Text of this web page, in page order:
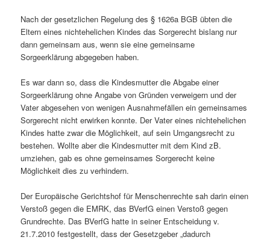
Nach der gesetzlichen Regelung des § 1626a BGB übten die
Eltern eines nichtehelichen Kindes das Sorgerecht bislang nur
dann gemeinsam aus, wenn sie eine gemeinsame
Sorgeerklärung abgegeben haben.
Es war dann so, dass die Kindesmutter die Abgabe einer
Sorgeerklärung ohne Angabe von Gründen verweigern und der
Vater abgesehen von wenigen Ausnahmefällen ein gemeinsames
Sorgerecht nicht erwirken konnte. Der Vater eines nichtehelichen
Kindes hatte zwar die Möglichkeit, auf sein Umgangsrecht zu
bestehen. Wollte aber die Kindesmutter mit dem Kind zB.
umziehen, gab es ohne gemeinsames Sorgerecht keine
Möglichkeit dies zu verhindern.
Der Europäische Gerichtshof für Menschenrechte sah darin einen
Verstoß gegen die EMRK, das BVerfG einen Verstoß gegen
Grundrechte. Das BVerfG hatte in seiner Entscheidung v.
21.7.2010 festgestellt, dass der Gesetzgeber „dadurch